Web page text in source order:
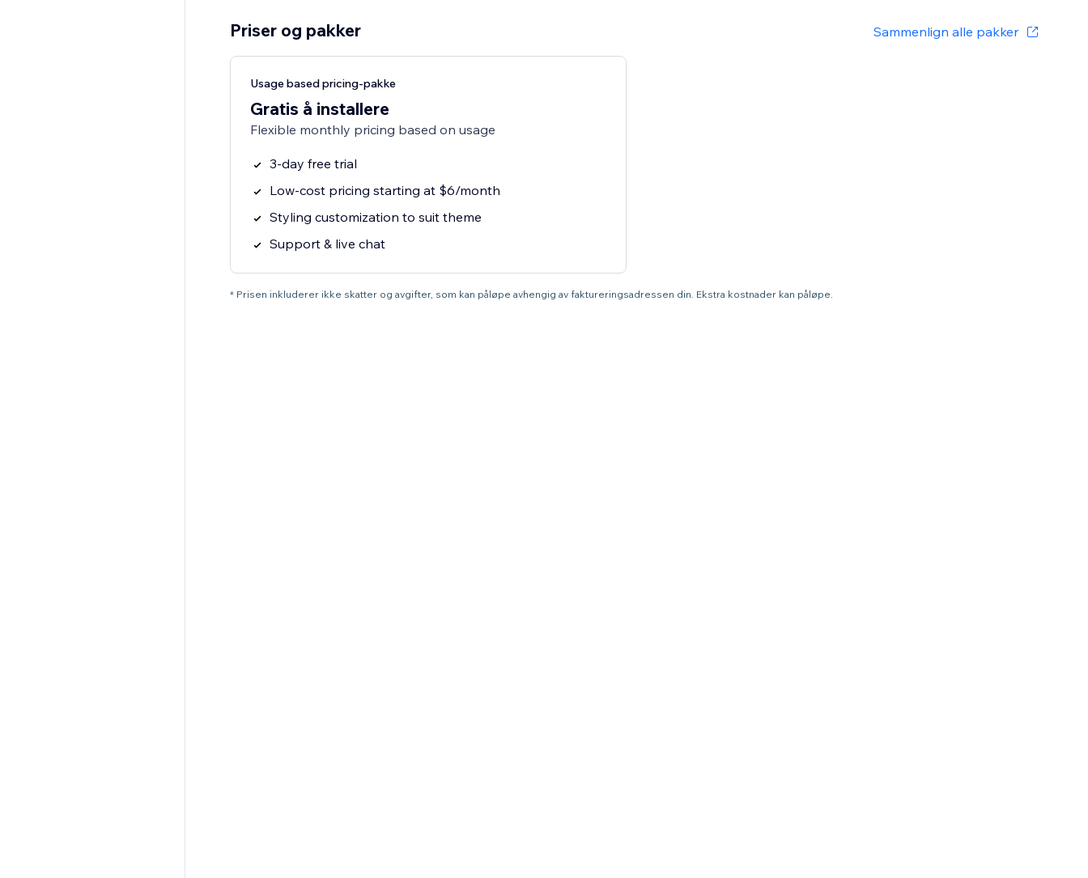
Priser og pakker Sammenlign alle pakker
Usage based pricing-pakke
Gratis å installere
Flexible monthly pricing based on usage
3-day free trial
Low-cost pricing starting at $6/month
Styling customization to suit theme
Support & live chat
* Prisen inkluderer ikke skatter og avgifter, som kan påløpe avhengig av faktureringsadressen din. Ekstra kostnader kan påløpe.